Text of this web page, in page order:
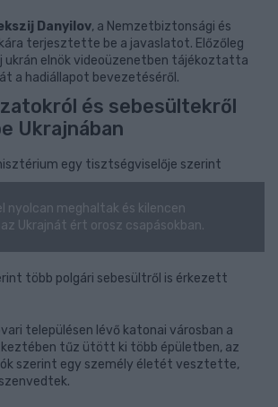
Danyilov, a Nemzetbiztonsági és
terjesztette be a javaslatot. Előzőleg
ukrán elnök videoüzenetben tájékoztatta
a hadiállapot bevezetéséről.
és sebesültekről
Ukrajnában
egy tisztségviselője szerint
nyolcan meghaltak és kilencen
Ukrajnát ért orosz csapásokban.
több polgári sebesültről is érkezett
településen lévő katonai városban a
tűz ütött ki több épületben, az
szerint egy személy életét vesztette,